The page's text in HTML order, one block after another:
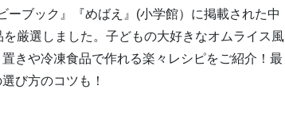
ブック』『めばえ』(小学館）に掲載された中
厳選しました。子どもの大好きなオムライス風
きや冷凍食品で作れる楽々レシピをご紹介！最
び方のコツも！